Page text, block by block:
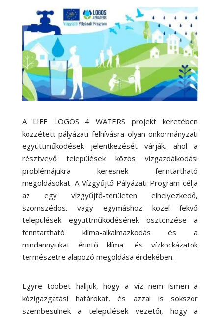
A LIFE LOGOS 4 WATERS projekt keretében
közzétett pályázati felhívásra olyan önkormányzati
együttműködések jelentkezését várják, ahol a
résztvevő települések közös vízgazdálkodási
problémájukra keresnek fenntartható
megoldásokat. A Vízgyűjtő Pályázati Program célja
az egy vízgyűjtő-területen elhelyezkedő,
szomszédos, vagy egymáshoz közel fekvő
települések együttműködésének ösztönzése a
fenntartható klíma-alkalmazkodás és a
mindannyiukat érintő klíma- és vízkockázatok
természetre alapozó megoldása érdekében.
Egyre többet halljuk, hogy a víz nem ismeri a
közigazgatási határokat, és azzal is sokszor
szembesülnek a települések vezetői, hogy a